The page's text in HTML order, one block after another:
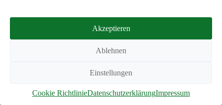
Akzeptieren
Ablehnen
Einstellungen
Cookie RichtlinieDatenschutzerklärungImpressum
Cookie Richtlinie (EU)
Impressum